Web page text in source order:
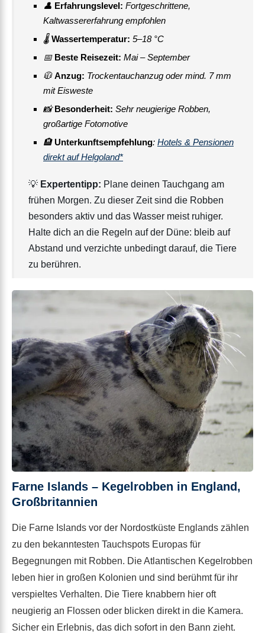
👤 Erfahrungslevel: Fortgeschrittene,
Kaltwassererfahrung empfohlen
🌡Wassertemperatur: 5–18 °C
📅 Beste Reisezeit: Mai – September
🧥Anzug: Trockentauchanzug oder mind. 7 mm
mit Eisweste
📸Besonderheit: Sehr neugierige Robben,
großartige Fotomotive
🏨 Unterkunftsempfehlung: Hotels & Pensionen
direkt auf Helgoland*
💡 Expertentipp: Plane deinen Tauchgang am
frühen Morgen. Zu dieser Zeit sind die Robben
besonders aktiv und das Wasser meist ruhiger.
Halte dich an die Regeln auf der Düne: bleib auf
Abstand und verzichte unbedingt darauf, die Tiere
zu berühren.
Farne Islands – Kegelrobben in England,
Großbritannien
Die Farne Islands vor der Nordostküste Englands zählen
zu den bekanntesten Tauchspots Europas für
Begegnungen mit Robben. Die Atlantischen Kegelrobben
leben hier in großen Kolonien und sind berühmt für ihr
verspieltes Verhalten. Die Tiere knabbern hier oft
neugierig an Flossen oder blicken direkt in die Kamera.
Sicher ein Erlebnis, das dich sofort in den Bann zieht.